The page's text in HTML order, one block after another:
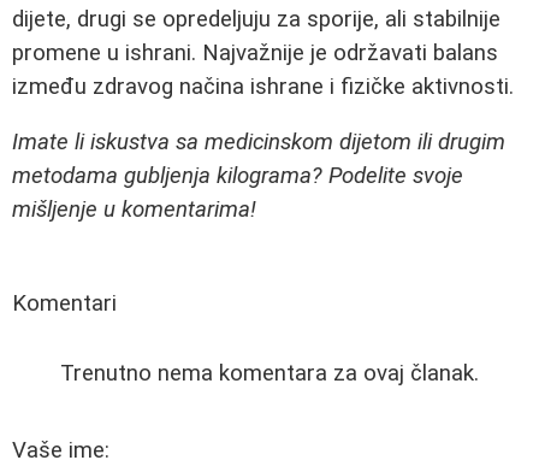
dijete, drugi se opredeljuju za sporije, ali stabilnije
promene u ishrani. Najvažnije je održavati balans
između zdravog načina ishrane i fizičke aktivnosti.
Imate li iskustva sa medicinskom dijetom ili drugim
metodama gubljenja kilograma? Podelite svoje
mišljenje u komentarima!
Komentari
Trenutno nema komentara za ovaj članak.
Vaše ime: